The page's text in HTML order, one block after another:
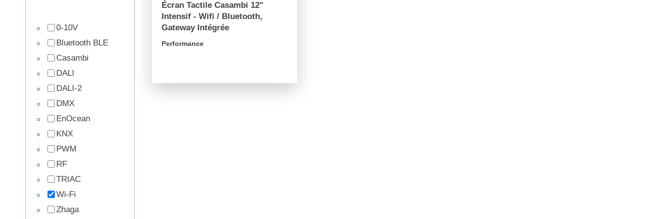
0-10V
Bluetooth BLE
Casambi
DALI
DALI-2
DMX
EnOcean
KNX
PWM
RF
TRIAC
Wi-Fi
Zhaga
Écran Tactile Casambi 12"
Intensif - Wifi / Bluetooth,
Gateway Intégrée
Performance